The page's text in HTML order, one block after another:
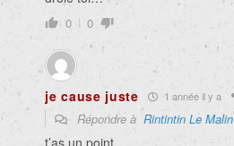
0 0
je cause juste 1 année il y a
Répondre à Rintintin Le Malin